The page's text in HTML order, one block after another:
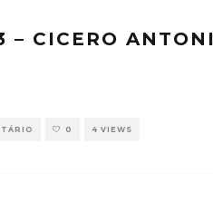
– CICERO
0 4 VIEWS